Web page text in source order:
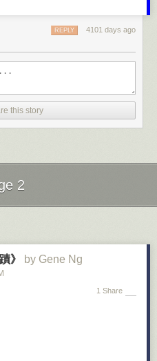
，又没有实现此目标的具体计
，而这些感受将导致各种拖延行
作吗？还是找份新工作？或者辞掉
时开创一份副业？还是兼职做咨询
一幅清晰的思维图景，面对这些选
自信。
晰思考则能让大胆和连续一致的行
假如那就是你想过的生活，完全没
们的现成计划。例如，若你想跑马
只要你每天机械执行，便可逐渐培
跑完长达26.2英里的路程。与你从
味着更加轻松容易。但利用其他人
些时间。
效，所以对这套做法观念有点失
之后，我开始反思自己。这段视频
对方的手机号码。有趣的是，没有
我就用心记住伴侣的电话号码，如
的我一定也记不住她的号码。
大不了的，但如果将所有放弃的东
不是吗？随着可穿戴装置走向市
个发展方向。在将来的某一天，很
空出世，未来还会有更多智能产品
些产品，但它们终将成为一件生活
成为你和吞噬你注意力的可怕智能手
能手机简单的多。智能手机会让我
4101 days ago
REPLY
this story
2
》 by Gene Ng
1 Share